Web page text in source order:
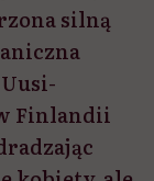
silną
Finlandii